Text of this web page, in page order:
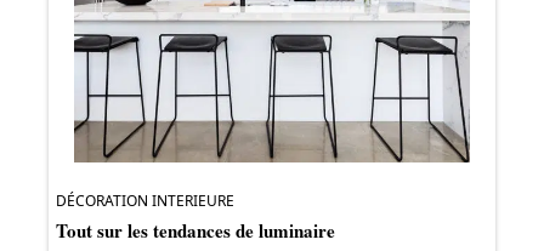
DÉCORATION INTERIEURE
Tout sur les tendances de luminaire